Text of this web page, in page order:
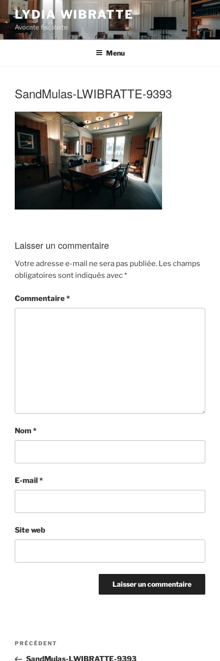
Aller
au
contenu
principal
LYDIA WIBRATTE
Avocate fiscaliste
Menu
SandMulas-LWIBRATTE-9393
Laisser un commentaire
Votre adresse e-mail ne sera pas publiée. Les champs
obligatoires sont indiqués avec*
Commentaire*
Nom*
E-mail*
Site web
Navigation
Article
précédent
PRÉCÉDENT
SandMulas-LWIBRATTE-9393